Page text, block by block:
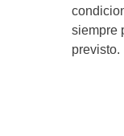
siempre
previsto.